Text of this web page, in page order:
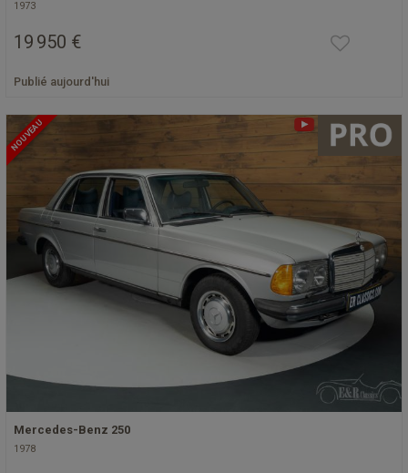
1973
19 950 €
Publié aujourd'hui
NOUVEAU
Mercedes-Benz 250
1978